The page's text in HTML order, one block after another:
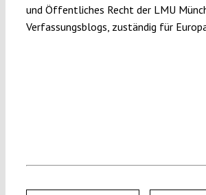
und Öffentliches Recht der LMU
Verfassungsblogs, zuständig für